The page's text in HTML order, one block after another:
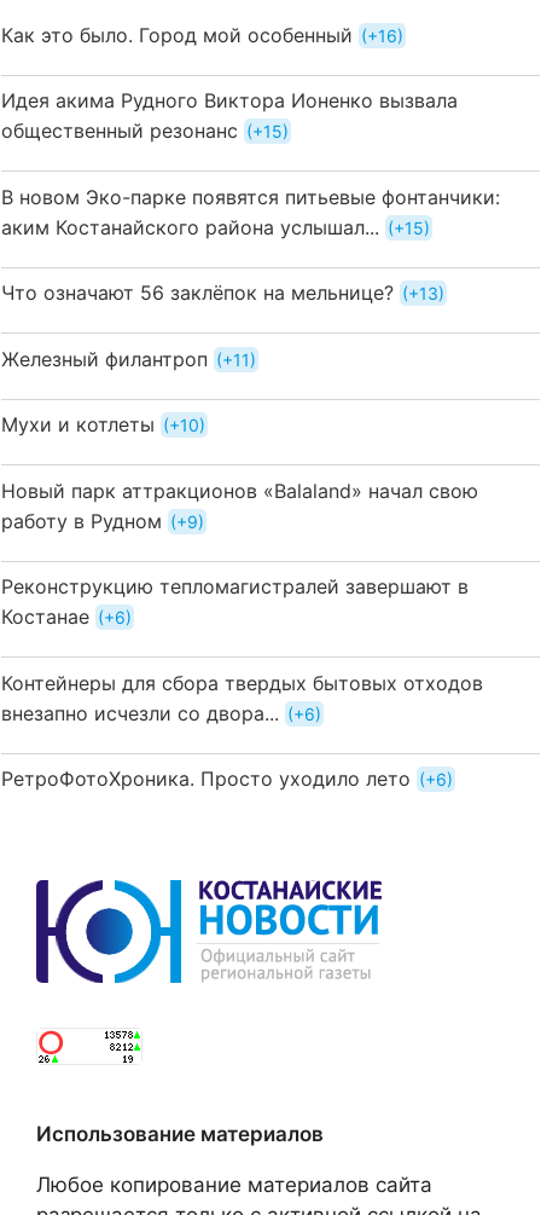
Как это было. Город мой особенный +16
Идея акима Рудного Виктора Ионенко вызвала
общественный резонанс
+15
В новом Эко-парке появятся питьевые фонтанчики:
аким Костанайского района услышал...
+15
Что означают 56 заклёпок на мельнице? +13
Железный филантроп +11
Мухи и котлеты +10
Новый парк аттракционов «Balaland» начал свою
работу в Рудном
+9
Реконструкцию тепломагистралей завершают в
Костанае
+6
Контейнеры для сбора твердых бытовых отходов
внезапно исчезли со двора...
+6
РетроФотоХроника. Просто уходило лето +6
Использование материалов
Любое копирование материалов сайта